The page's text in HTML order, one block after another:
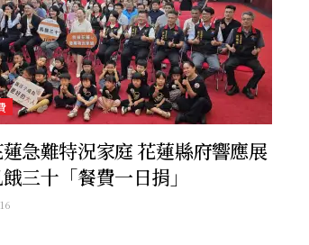
急難特況家庭 花蓮縣府響應展
三十「餐費一日捐」